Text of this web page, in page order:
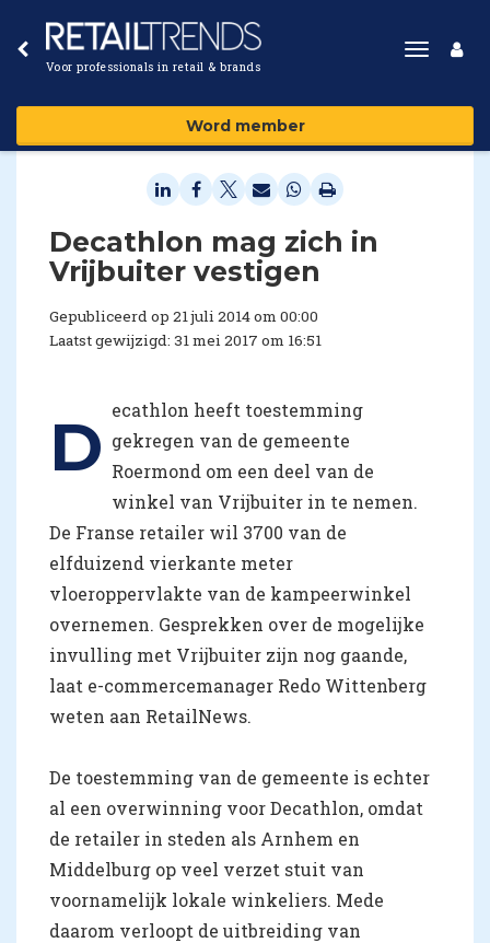
Voor professionals in retail & brands
Toggle
Word member
Decathlon mag zich in
Vrijbuiter vestigen
Gepubliceerd op 21 juli 2014 om 00:00
Laatst gewijzigd: 31 mei 2017 om 16:51
D ecathlon heeft toestemming
gekregen van de gemeente
Roermond om een deel van de
winkel van Vrijbuiter in te nemen.
De Franse retailer wil 3700 van de
elfduizend vierkante meter
vloeroppervlakte van de kampeerwinkel
overnemen. Gesprekken over de mogelijke
invulling met Vrijbuiter zijn nog gaande,
laat e-commercemanager Redo Wittenberg
weten aan RetailNews.
De toestemming van de gemeente is echter
al een overwinning voor Decathlon, omdat
de retailer in steden als Arnhem en
Middelburg op veel verzet stuit van
voornamelijk lokale winkeliers. Mede
daarom verloopt de uitbreiding van